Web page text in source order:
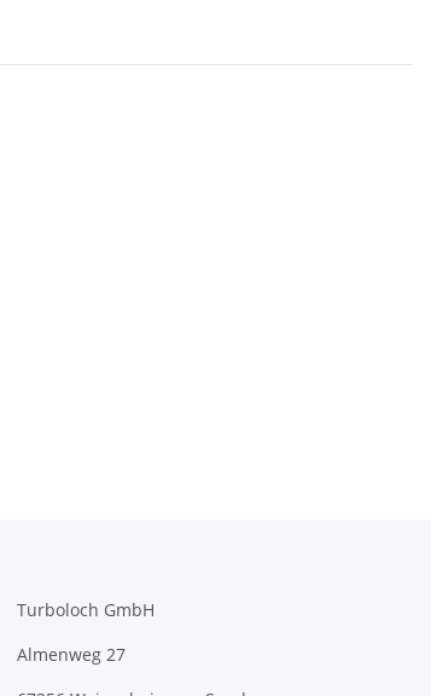
Turboloch GmbH
Almenweg 27